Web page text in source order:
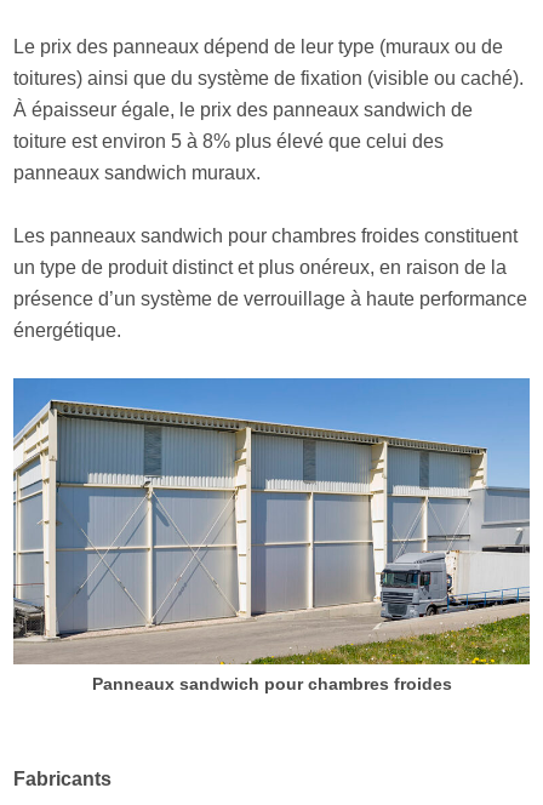
Le prix des panneaux dépend de leur type (muraux ou de
toitures) ainsi que du système de fixation (visible ou caché).
À épaisseur égale, le prix des panneaux sandwich de
toiture est environ 5 à 8% plus élevé que celui des
panneaux sandwich muraux.
Les panneaux sandwich pour chambres froides constituent
un type de produit distinct et plus onéreux, en raison de la
présence d’un système de verrouillage à haute performance
énergétique.
Panneaux sandwich pour chambres froides
Fabricants